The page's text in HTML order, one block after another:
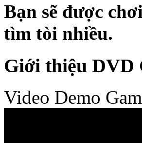
Bạn sẽ được
tìm tòi nhiều.
Giới thiệu DVD
Video Demo